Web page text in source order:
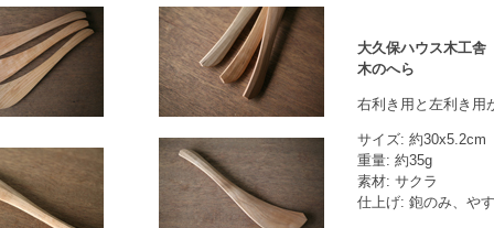
大久保ハウス木工舎
木のへら
右利き用と左利き用
サイズ: 約30x5.2cm
重量: 約35g
素材: サクラ
仕上げ: 鉋のみ、や